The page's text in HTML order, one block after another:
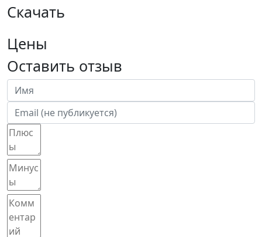
Скачать
Цены
Оставить отзыв